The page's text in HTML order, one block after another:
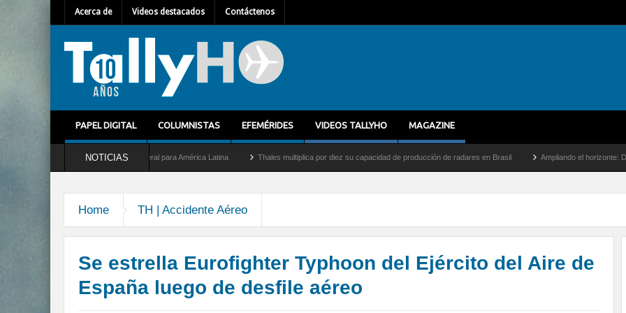
Acerca de Videos destacados Contáctenos
PAPEL DIGITAL COLUMNISTAS EFEMÉRIDES VIDEOS TALLYHO MAGAZINE
NOTICIAS
como nuevo Director General para América Latina Thales multiplica por diez su capacidad de producción de radares en Brasil Ampliando el horizonte: Dentro del
Home TH | Accidente Aéreo
Se estrella Eurofighter Typhoon del Ejército del Aire de
España luego de desfile aéreo